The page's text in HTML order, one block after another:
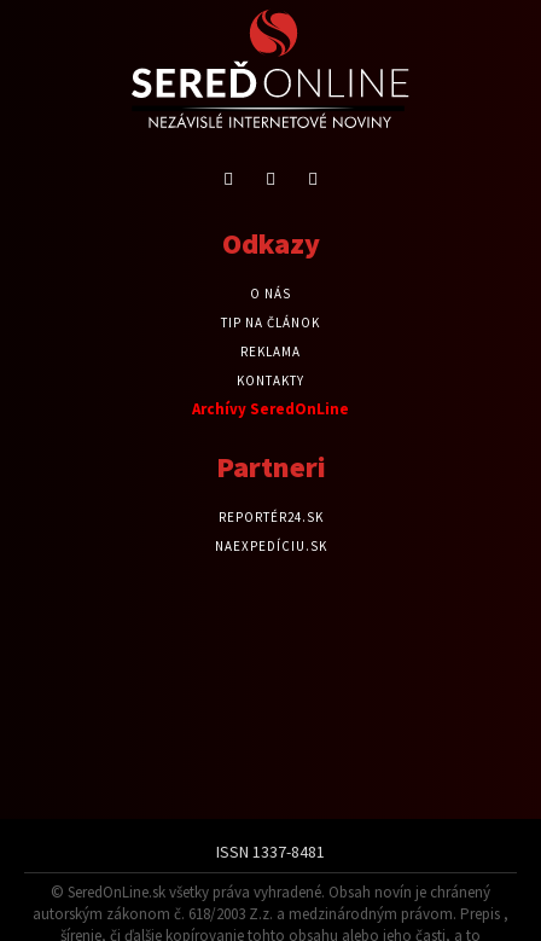
Odkazy
O NÁS
TIP NA ČLÁNOK
REKLAMA
KONTAKTY
Archívy SeredOnLine
Partneri
REPORTÉR24.SK
NAEXPEDÍCIU.SK
ISSN 1337-8481
© SeredOnLine.sk všetky práva vyhradené. Obsah novín je chránený
autorským zákonom č. 618/2003 Z.z. a medzinárodným právom. Prepis ,
šírenie, či ďalšie kopírovanie tohto obsahu alebo jeho časti, a to